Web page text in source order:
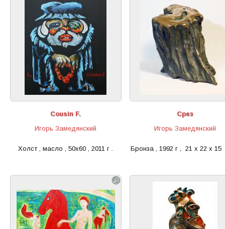
Cousin F.
Игорь Замедянский
Холст , масло , 50x60 , 2011 г .
Срез
Игорь Замедянский
Бронза , 1992 г , 21 х 22 х